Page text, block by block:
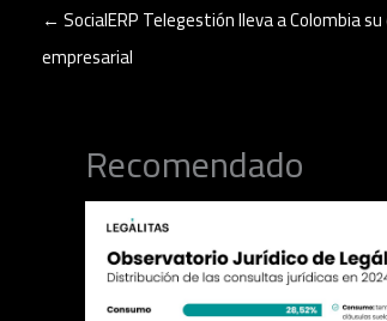
← SocialERP Telegestión lleva a Colombia
empresarial
Recomendado